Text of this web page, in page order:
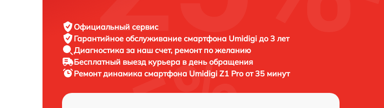
Официальный сервис
Гарантийное обслуживание смартфона Umidigi до 3 лет
Диагностика за наш счет, ремонт по желанию
Бесплатный выезд курьера в день обращения
Ремонт динамика смартфона Umidigi Z1 Pro от 35 минут